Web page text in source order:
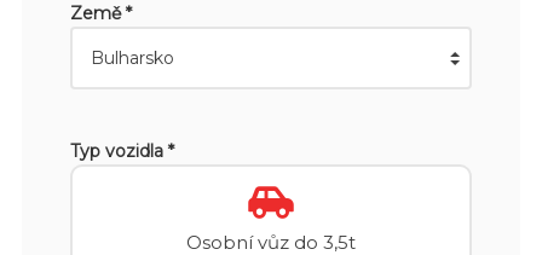
Země *
Typ vozidla *
Osobní vůz do 3,5t